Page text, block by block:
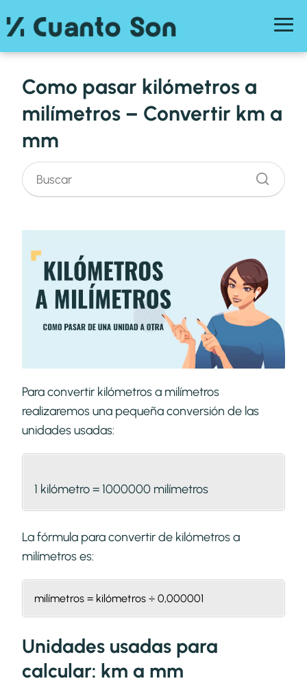
Como pasar kilómetros a
milímetros – Convertir km a
mm
Para convertir kilómetros a milímetros
realizaremos una pequeña conversión de las
unidades usadas:
1 kilómetro = 1000000 milímetros
La fórmula para convertir de kilómetros a
milímetros es:
milímetros = kilómetros ÷ 0,000001
Unidades usadas para
calcular: km a mm